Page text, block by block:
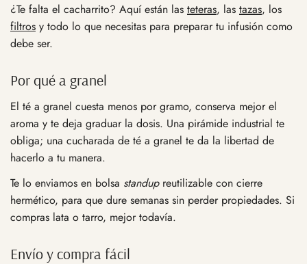
¿Te falta el cacharrito? Aquí están las teteras, las tazas, los
filtros y todo lo que necesitas para preparar tu infusión como
debe ser.
Por qué a granel
El té a granel cuesta menos por gramo, conserva mejor el
aroma y te deja graduar la dosis. Una pirámide industrial te
obliga; una cucharada de té a granel te da la libertad de
hacerlo a tu manera.
Te lo enviamos en bolsa standupreutilizable con cierre
hermético, para que dure semanas sin perder propiedades. Si
compras lata o tarro, mejor todavía.
Envío y compra fácil